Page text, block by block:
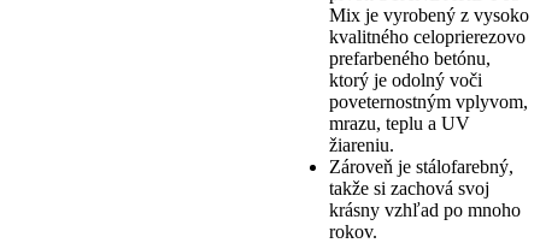
Mix je vyrobený z vysoko
kvalitného celoprierezovo
prefarbeného betónu,
ktorý je odolný voči
poveternostným vplyvom,
mrazu, teplu a UV
žiareniu.
Zároveň je stálofarebný,
takže si zachová svoj
krásny vzhľad po mnoho
rokov.